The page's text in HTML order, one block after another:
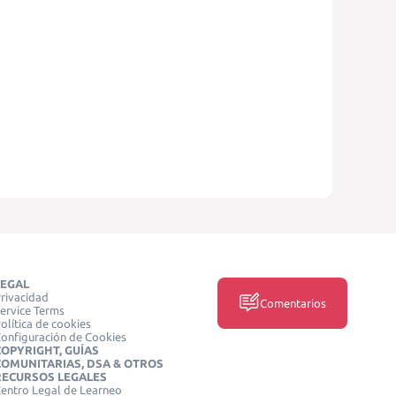
Terms
de cookies
de Cookies
GUÍAS
DSA & OTROS
LEGALES
Legal de Learneo
Comentarios